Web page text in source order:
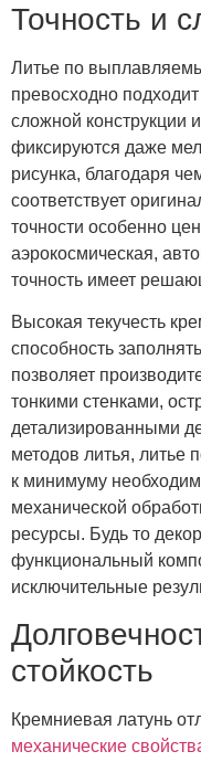
Точность и
Литье по
превосходно
сложной конструкции
фиксируются даже
рисунка, благодаря
соответствует
точности особенно
аэрокосмическая,
точность имеет
Высокая текучесть
способность
позволяет
тонкими стенками,
детализированными
методов литья,
к минимуму
механической
ресурсы. Будь то
функциональный
исключительные
стойкость
Кремниевая латунь
механические